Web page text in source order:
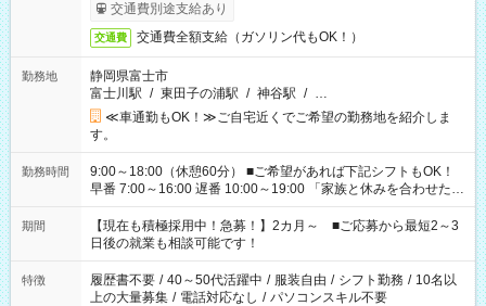
交通費別途支給あり
交通費 交通費全額支給（ガソリン代もOK！）
勤務地
静岡県富士市
富士川駅 / 東田子の浦駅 / 神谷駅 / …
≪車通勤もOK！≫ご自宅近くでご希望の勤務地を紹介しま
す。
勤務時間
9:00～18:00（休憩60分） ■ご希望があれば下記シフトもOK！
早番 7:00～16:00 遅番 10:00～19:00 「家族と休みを合わせた
い」 「余裕を持って夕飯の準備がしたい」 「できれば残業はし
たくない」 など、ご希望を教えてくださいね。 ※Wワーク希望
の方へ 今ご覧のお仕事で希望する勤務時間と、もう1つのお仕事
の勤務時間。 合計で週40時間を超える場合は応募できません。
期間
【現在も積極採用中！急募！】2カ月～ ■ご応募から最短2～3
日後の就業も相談可能です！
特徴 履歴書不要 / 40～50代活躍中 / 服装自由 / シフト勤務 / 10名以
上の大量募集 / 電話対応なし / パソコンスキル不要